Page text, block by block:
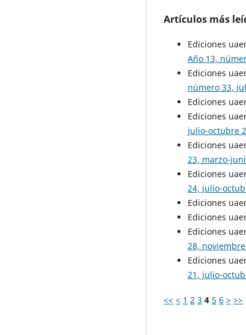
Artículos más
Ediciones
Año 13,
Ediciones
número 33,
Ediciones
Ediciones
julio-octubre
Ediciones
23, marzo-
Ediciones
24, julio-
Ediciones
Ediciones
Ediciones
28,
Ediciones
21, julio-
<< < 1 2 3 4 5 6 > >>